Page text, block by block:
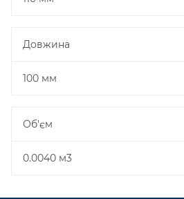
Довжина
100 мм
Об'єм
0.0040 м3